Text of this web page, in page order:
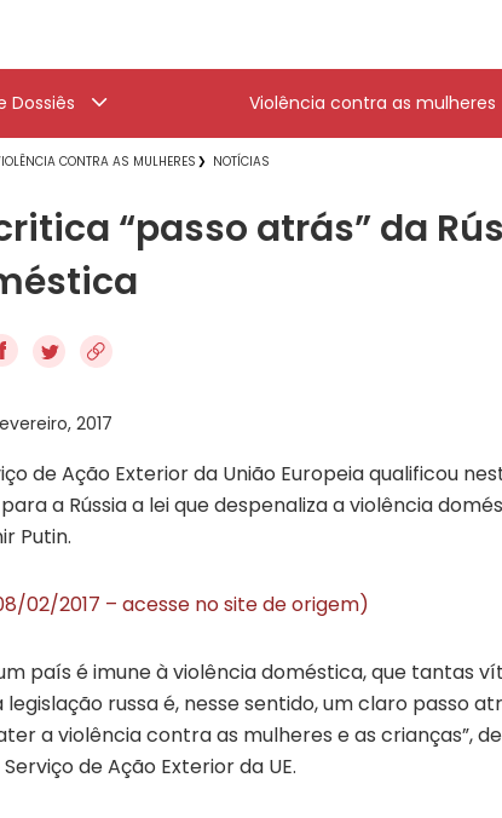
Dossiês Violência contra as mulheres
CONTRA AS MULHERES NOTÍCIAS
“passo atrás” da
f
2017
de Ação Exterior da União Europeia qualificou
a Rússia a lei que despenaliza a violência
Putin.
02/2017 – acesse no site de origem)
país é imune à violência doméstica, que tantas
legislação russa é, nesse sentido, um claro passo
a violência contra as mulheres e as crianças”,
de Ação Exterior da UE.